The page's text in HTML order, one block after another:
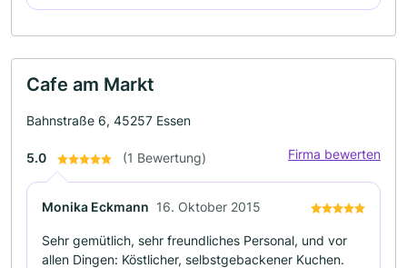
Cafe am Markt
Bahnstraße 6, 45257 Essen
5.0 (1 Bewertung) Firma bewerten
Monika Eckmann 16. Oktober 2015
Sehr gemütlich, sehr freundliches Personal, und vor
allen Dingen: Köstlicher, selbstgebackener Kuchen.